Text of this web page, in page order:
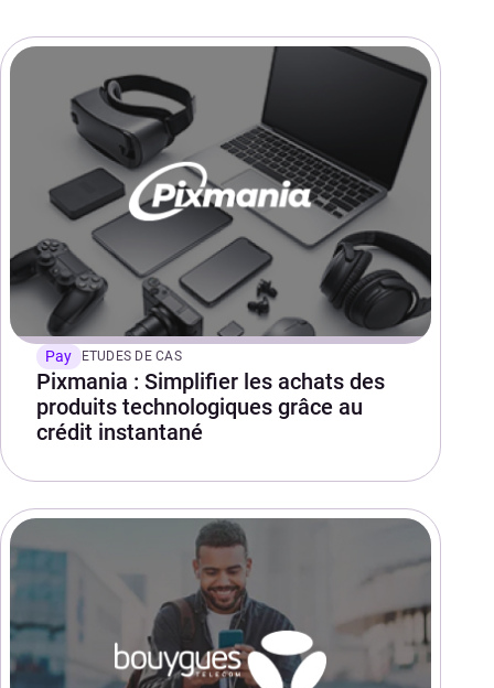
Pay ETUDES DE CAS
Pixmania : Simplifier les achats des
produits technologiques grâce au
crédit instantané